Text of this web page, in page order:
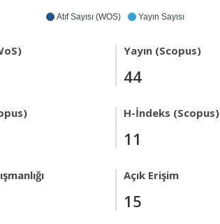
Atıf Sayısı (WOS) Yayın Sayısı
Yayın (Scopus)
44
H-İndeks (Scopus)
11
Açık Erişim
15